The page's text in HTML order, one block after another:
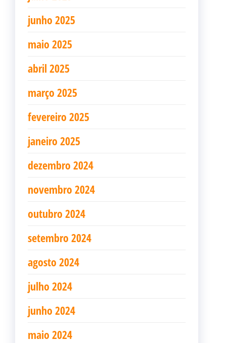
junho 2025
maio 2025
abril 2025
março 2025
fevereiro 2025
janeiro 2025
dezembro 2024
novembro 2024
outubro 2024
setembro 2024
agosto 2024
julho 2024
junho 2024
maio 2024